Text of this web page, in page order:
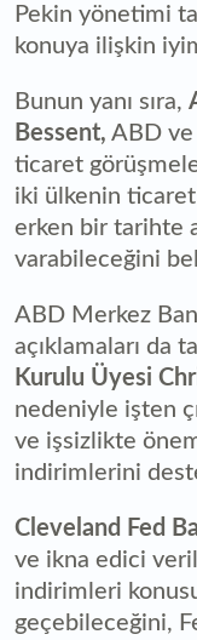
Pekin yönetimi
konuya ilişkin
Bunun yanı sıra,
Bessent, ABD ve
ticaret
iki ülkenin
erken bir tarihte
varabileceğini
ABD Merkez
açıklamaları da
Kurulu Üyesi
nedeniyle işten
ve işsizlikte
indirimlerini
Cleveland Fed
ve ikna edici
indirimleri
geçebileceğini,